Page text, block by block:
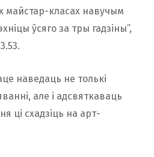
майстар-класах навучым
ўсяго за тры гадзіны”,
наведаць не толькі
але і адсвяткаваць
ці схадзіць на арт-